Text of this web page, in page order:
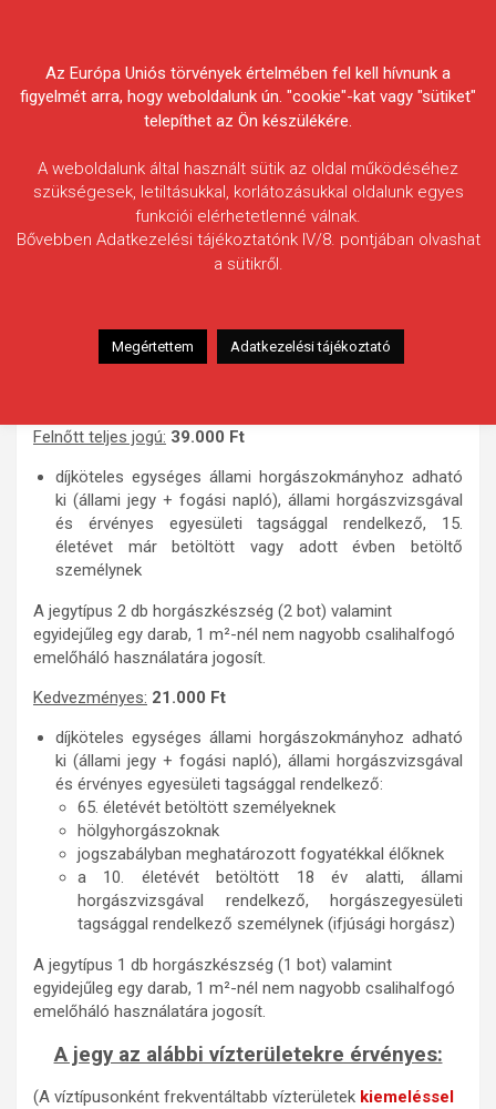
Egyesületek Szövetsége
A horgászathoz szükséges okmányok és a KHESZ által
kiadott területi jegyek árai egységes szerkezetben ITT:
térsége
Felnőtt teljes jogú: 39.000 Ft
díjköteles egységes állami horgászokmányhoz adható
ki (állami jegy + fogási napló), állami horgászvizsgával
és érvényes egyesületi tagsággal rendelkező, 15.
életévet már betöltött vagy adott évben betöltő
személynek
A jegytípus 2 db horgászkészség (2 bot) valamint
egyidejűleg egy darab, 1 m²-nél nem nagyobb csalihalfogó
emelőháló használatára jogosít.
Kedvezményes: 21.000 Ft
díjköteles egységes állami horgászokmányhoz adható
ki (állami jegy + fogási napló), állami horgászvizsgával
és érvényes egyesületi tagsággal rendelkező:
65. életévét betöltött személyeknek
hölgyhorgászoknak
jogszabályban meghatározott fogyatékkal élőknek
a 10. életévét betöltött 18 év alatti, állami
horgászvizsgával rendelkező, horgászegyesületi
tagsággal rendelkező személynek (ifjúsági horgász)
A jegytípus 1 db horgászkészség (1 bot) valamint
egyidejűleg egy darab, 1 m²-nél nem nagyobb csalihalfogó
emelőháló használatára jogosít.
A jegy az alábbi vízterületekre érvényes:
(A víztípusonként frekventáltabb vízterületek kiemeléssel
Az Európa Uniós törvények értelmében fel kell hívnunk a
figyelmét arra, hogy weboldalunk ún. "cookie"-kat vagy "sütiket"
telepíthet az Ön készülékére.
A weboldalunk által használt sütik az oldal működéséhez
szükségesek, letiltásukkal, korlátozásukkal oldalunk egyes
funkciói elérhetetlenné válnak.
Bővebben Adatkezelési tájékoztatónk IV/8. pontjában olvashat
a sütikről.
Megértettem Adatkezelési tájékoztató